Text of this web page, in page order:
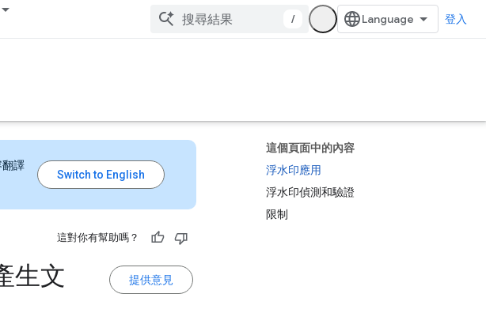
/ 登入
這個頁面中的內容
浮水印應用
浮水印偵測和驗證
限制
翻譯
這對你有幫助嗎？
提供意見
生文